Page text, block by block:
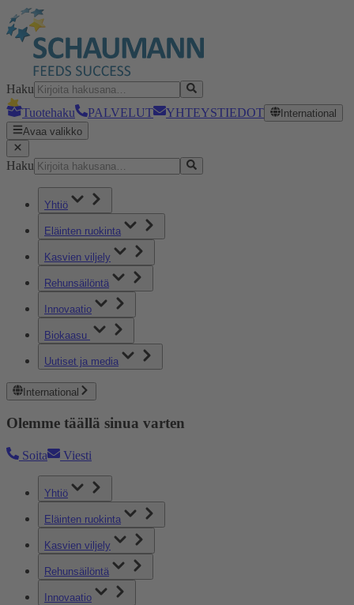
Haku
Tuotehaku
PALVELUT YHTEYSTIEDOT
International
Avaa valikko
Haku
Yhtiö
Eläinten ruokinta
Kasvien viljely
Rehunsäilöntä
Innovaatio
Biokaasu
Uutiset ja media
International
Olemme täällä sinua varten
Soita Viesti
Yhtiö
Eläinten ruokinta
Kasvien viljely
Rehunsäilöntä
Innovaatio